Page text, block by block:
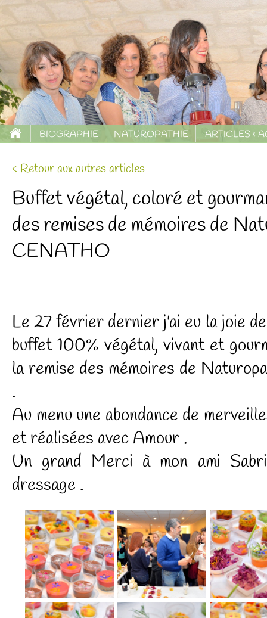
BIOGRAPHIE NATUROPATHIE ARTICLES &
< Retour aux autres articles
Buffet végétal, coloré et
des remises de mémoires de
CENATHO
Le 27 février dernier j'ai eu la joie
buffet 100% végétal, vivant et
la remise des mémoires de
.
Au menu une abondance de
et réalisées avec Amour .
Un grand Merci à mon ami
dressage .